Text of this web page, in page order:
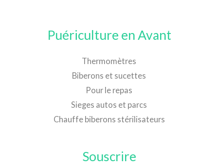
Puériculture en Avant
Thermomètres
Biberons et sucettes
Pour le repas
Sieges autos et parcs
Chauffe biberons stérilisateurs
Souscrire